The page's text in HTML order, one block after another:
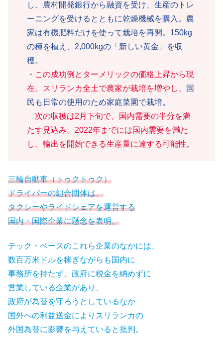
し、農村開発銀行から融資を受け、生産のトレ
ーニングを受けるとともに乾燥機械を購入。農
家は有機肥料だけを使って栽培を再開。150kg
の種を植え、2,000kgの「新しい黄金」を収
穫。
・ この成功例とターメリックの価格上昇から現
在、スリランカ全土で農家が栽培を増やし、
国
民も日常の使用のため家庭菜園で栽培。
次の収穫は2月下旬で、国内需要の半分を満
たす見込み。2022年までには国内需要を満た
し、輸出を開始できる生産量に達する可能性。
三輪自動車（トゥクトゥク）
ドライバーの組合団体は、
タクシーやライドシェアを運営する
国内・国際企業に懸念を表明。
テック・ベースのこれら企業のなかには、
数百万米ドルを稼ぎながらも国内に
事務所を持たず、政府に税金を納めずに
営業している企業があり、
政府が為替を守ろうとしているなか
国外への利益送金によりスリランカの
外国為替に影響を与えていると批判。